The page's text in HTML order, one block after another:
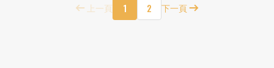
上一頁 1 2 下一頁